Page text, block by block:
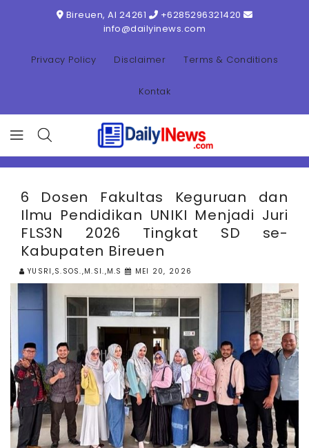
Bireuen, AI 24261
+6285296321420
info@dailyinews.com
Privacy Policy Disclaimer Terms & Conditions
Kontak
6 Dosen Fakultas Keguruan dan
Ilmu Pendidikan UNIKI Menjadi Juri
FLS3N 2026 Tingkat SD se-
Kabupaten Bireuen
YUSRI,S.SOS.,M.SI.,M.S MEI 20, 2026